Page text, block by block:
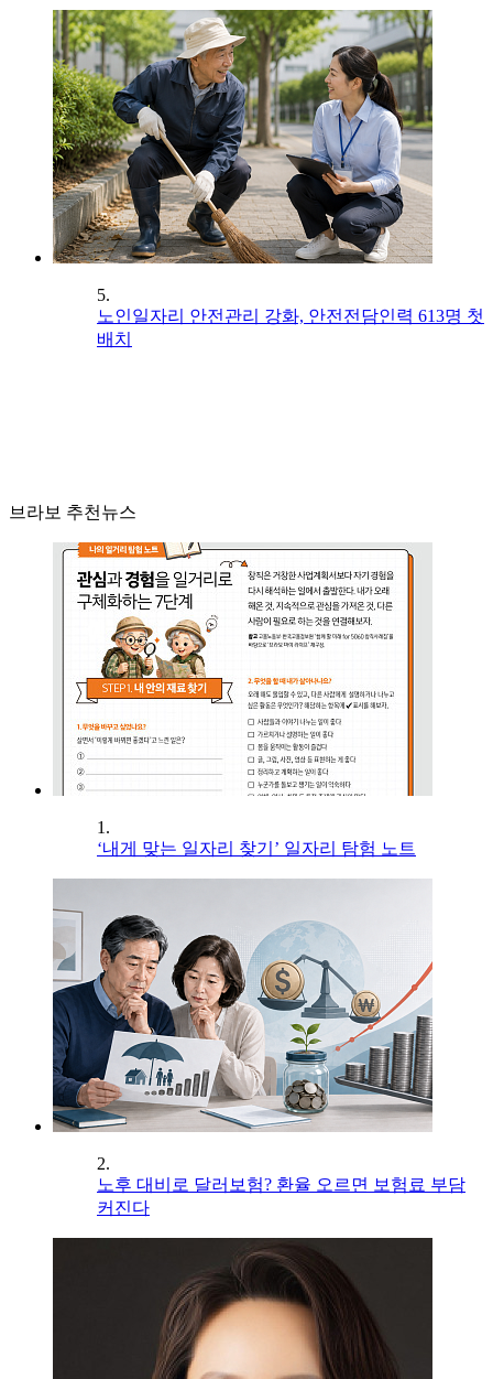
5.
노인일자리 안전관리 강화, 안전전담인력 613명 첫
배치
브라보 추천뉴스
1.
‘내게 맞는 일자리 찾기’ 일자리 탐험 노트
2.
노후 대비로 달러보험? 환율 오르면 보험료 부담
커진다